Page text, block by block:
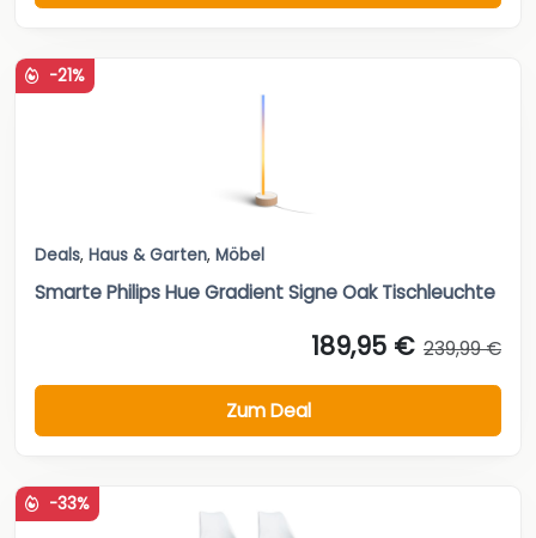
-21%
Deals, Haus & Garten, Möbel
Smarte Philips Hue Gradient Signe Oak Tischleuchte
189,95 € 239,99 €
Zum Deal
-33%